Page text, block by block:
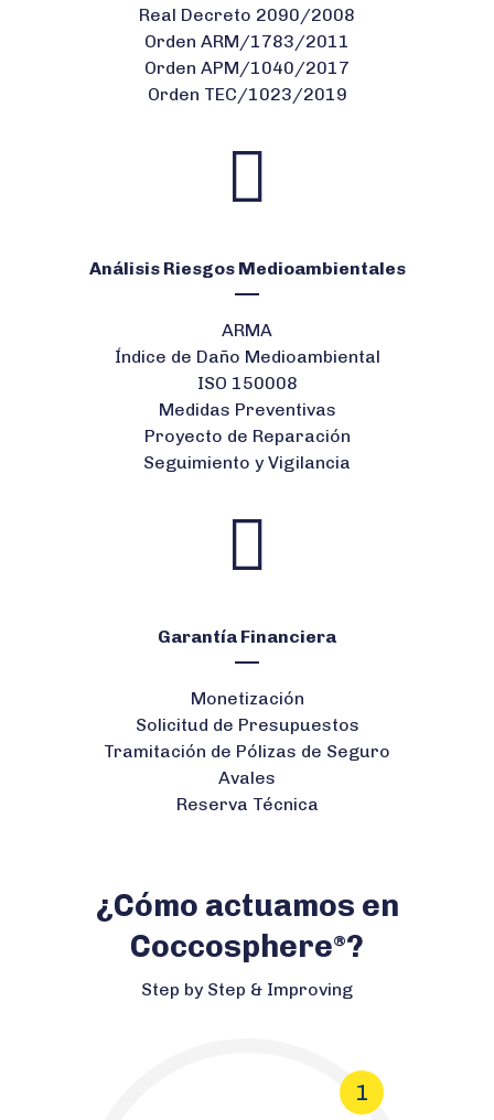
Real Decreto 2090/2008
Orden ARM/1783/2011
Orden APM/1040/2017
Orden TEC/1023/2019
Análisis Riesgos Medioambientales
ARMA
Índice de Daño Medioambiental
ISO 150008
Medidas Preventivas
Proyecto de Reparación
Seguimiento y Vigilancia
Garantía Financiera
Monetización
Solicitud de Presupuestos
Tramitación de Pólizas de Seguro
Avales
Reserva Técnica
¿Cómo actuamos en
Coccosphere®?
Step by Step & Improving
1